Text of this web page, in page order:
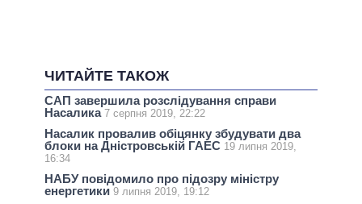
ЧИТАЙТЕ ТАКОЖ
САП завершила розслідування справи
Насалика 7 серпня 2019, 22:22
Насалик провалив обіцянку збудувати два
блоки на Дністровській ГАЕС 19 липня 2019,
16:34
НАБУ повідомило про підозру міністру
енергетики 9 липня 2019, 19:12